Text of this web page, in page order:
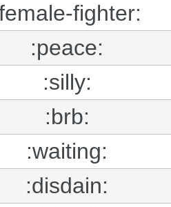
fighter:
:peace:
:silly:
:brb:
:waiting:
:disdain: